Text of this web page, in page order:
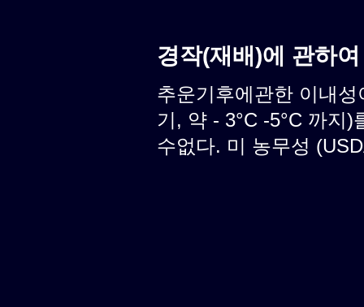
경작(재배)에 관하
추운기후에관한 이내
기, 약 - 3°C -5°C 까지
수없다. 미 농무성